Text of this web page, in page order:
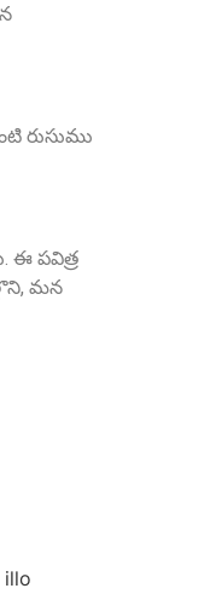
రుసుము
ఈ పవిత్ర
మన
illo